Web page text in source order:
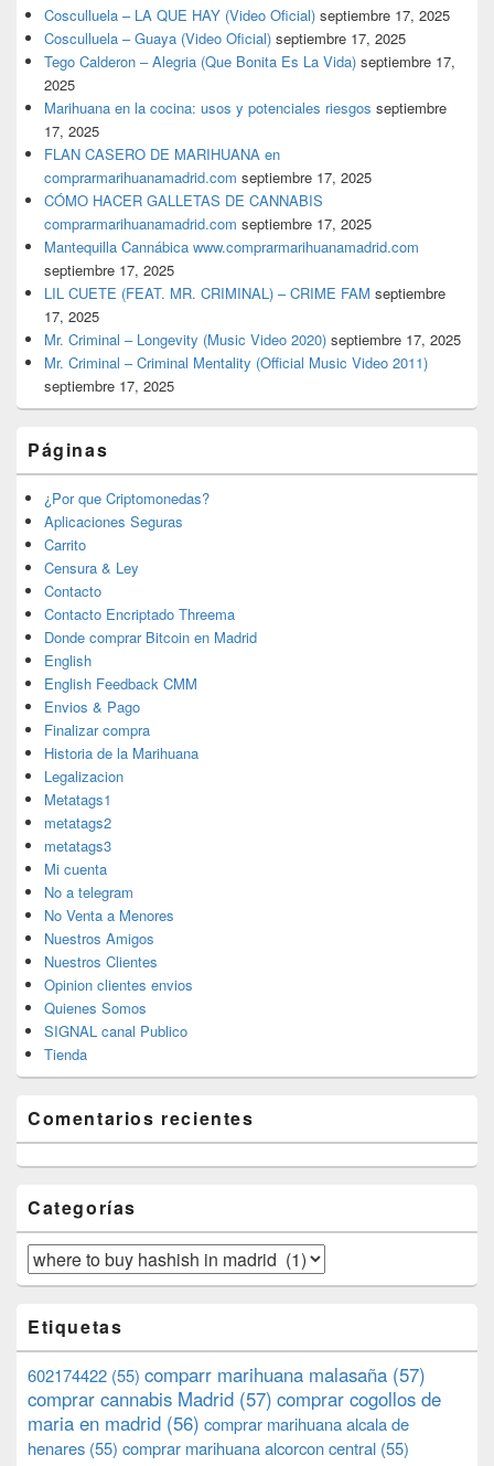
Cosculluela – LA QUE HAY (Video Oficial) septiembre 17, 2025
Cosculluela – Guaya (Video Oficial) septiembre 17, 2025
Tego Calderon – Alegria (Que Bonita Es La Vida) septiembre 17,
2025
Marihuana en la cocina: usos y potenciales riesgos septiembre
17, 2025
FLAN CASERO DE MARIHUANA en
comprarmarihuanamadrid.com septiembre 17, 2025
CÓMO HACER GALLETAS DE CANNABIS
comprarmarihuanamadrid.com septiembre 17, 2025
Mantequilla Cannábica www.comprarmarihuanamadrid.com
septiembre 17, 2025
LIL CUETE (FEAT. MR. CRIMINAL) – CRIME FAM septiembre
17, 2025
Mr. Criminal – Longevity (Music Video 2020) septiembre 17, 2025
Mr. Criminal – Criminal Mentality (Official Music Video 2011)
septiembre 17, 2025
Páginas
¿Por que Criptomonedas?
Aplicaciones Seguras
Carrito
Censura & Ley
Contacto
Contacto Encriptado Threema
Donde comprar Bitcoin en Madrid
English
English Feedback CMM
Envios & Pago
Finalizar compra
Historia de la Marihuana
Legalizacion
Metatags1
metatags2
metatags3
Mi cuenta
No a telegram
No Venta a Menores
Nuestros Amigos
Nuestros Clientes
Opinion clientes envios
Quienes Somos
SIGNAL canal Publico
Tienda
Comentarios recientes
Categorías
Categorías
Etiquetas
602174422 (55) comparr marihuana malasaña (57)
comprar cannabis Madrid (57) comprar cogollos de
maria en madrid (56) comprar marihuana alcala de
henares (55) comprar marihuana alcorcon central (55)